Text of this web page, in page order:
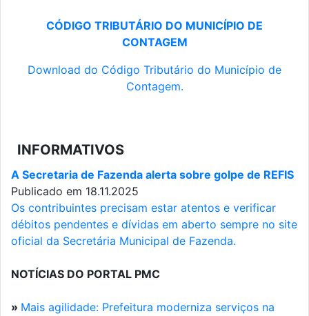
CÓDIGO TRIBUTÁRIO DO MUNICÍPIO DE
CONTAGEM
Download do Código Tributário do Município de
Contagem.
INFORMATIVOS
A Secretaria de Fazenda alerta sobre golpe de REFIS
Publicado em 18.11.2025
Os contribuintes precisam estar atentos e verificar
débitos pendentes e dívidas em aberto sempre no site
oficial da Secretária Municipal de Fazenda.
NOTÍCIAS DO PORTAL PMC
» Mais agilidade: Prefeitura moderniza serviços na